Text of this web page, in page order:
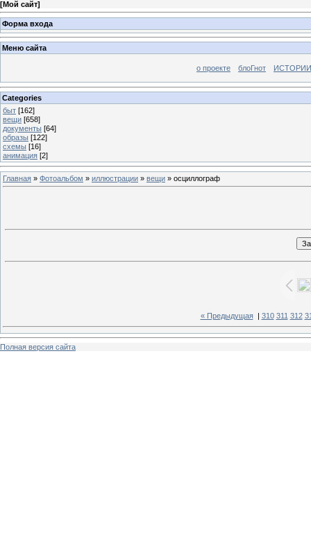
[Мой сайт]
Форма входа
Меню сайта
о проекте блоГнот
Categories
быт [162]
вещи [658]
документы [64]
образы [122]
схемы [16]
анимация [2]
Главная » Фотоальбом » иллюстрации » вещи » осциллограф
« Предыдущая| 310 311 312
Полная версия сайта